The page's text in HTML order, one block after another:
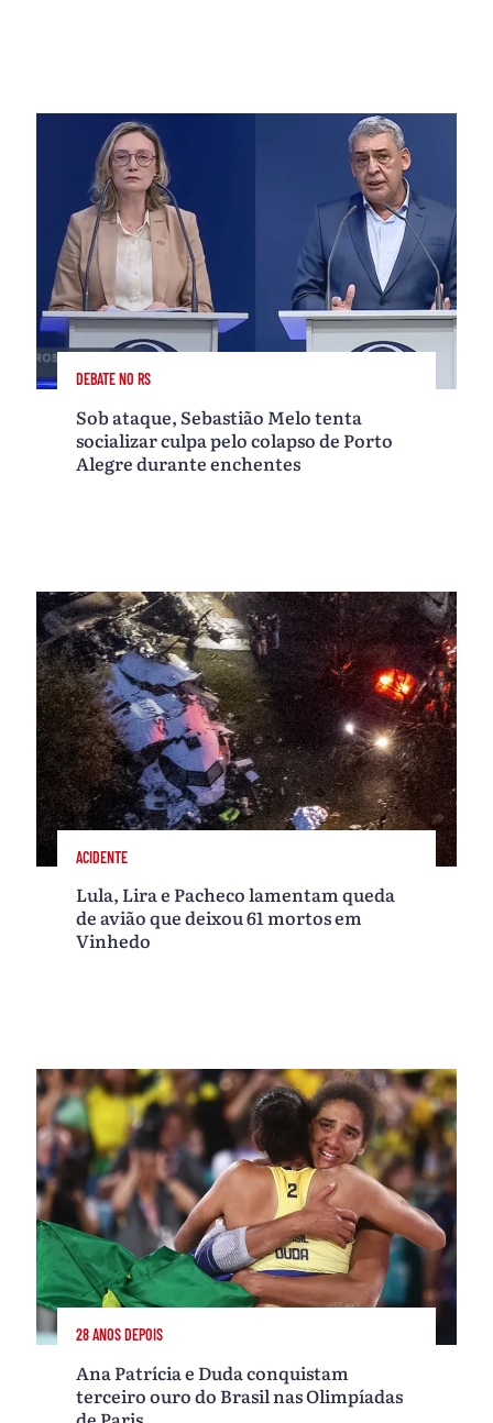
DEBATE NO RS
Sob ataque, Sebastião Melo tenta
socializar culpa pelo colapso de Porto
Alegre durante enchentes
ACIDENTE
Lula, Lira e Pacheco lamentam queda
de avião que deixou 61 mortos em
Vinhedo
28 ANOS DEPOIS
Ana Patrícia e Duda conquistam
terceiro ouro do Brasil nas Olimpíadas